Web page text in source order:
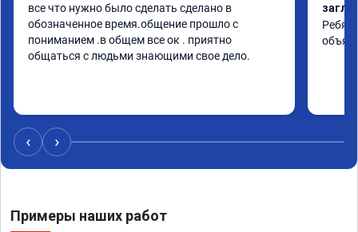
все что нужно было сделать сделано в
обозначенное время.общение прошло с
пониманием .в общем все ок . приятно
общаться с людьми знающими свое дело.
‹ ›
Примеры наших работ